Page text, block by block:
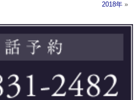
2018年»